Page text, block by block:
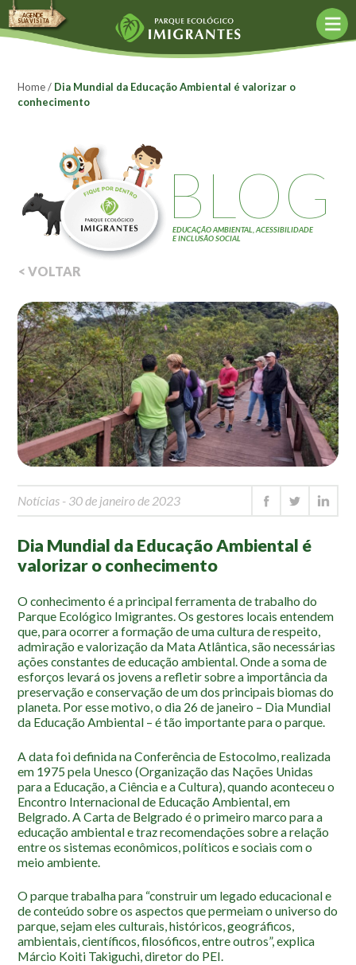
Agende sua visita
Agendar agora
Política de Agendamento
O Parque
Bioconstrução
Conceito Mottainai
Construção Sustentável
Fund. Kunito Miyasaka
Acessibilidade
Monitores
Mapa Ilustrado
Fauna e Flora
Aranhas
Anta
Palmeira Juçara
Bugio
Cambuci
Tucano do Bico Verde
Atividades
Escolas e Universidades
Educação Ambiental
Roteiro da monitoria
Terceira Idade
Inclusão Social
Blog
Newsletter
Na mídia
Contato
AGENDE
SUA VISITA
Home/ Dia Mundial da Educação Ambiental é valorizar o
conhecimento
BLOG
EDUCAÇÃO AMBIENTAL, ACESSIBILIDADE
E INCLUSÃO SOCIAL
< VOLTAR
Notícias - 30 de janeiro de 2023
Dia Mundial da Educação Ambiental é
valorizar o conhecimento
O conhecimento é a principal ferramenta de trabalho do
Parque Ecológico Imigrantes. Os gestores locais entendem
que, para ocorrer a formação de uma cultura de respeito,
admiração e valorização da Mata Atlântica, são necessárias
ações constantes de educação ambiental. Onde a soma de
esforços levará os jovens a refletir sobre a importância da
preservação e conservação de um dos principais biomas do
planeta. Por esse motivo, o dia 26 de janeiro – Dia Mundial
da Educação Ambiental – é tão importante para o parque.
A data foi definida na Conferência de Estocolmo, realizada
em 1975 pela Unesco (Organização das Nações Unidas
para a Educação, a Ciência e a Cultura), quando aconteceu o
Encontro Internacional de Educação Ambiental, em
Belgrado. A Carta de Belgrado é o primeiro marco para a
educação ambiental e traz recomendações sobre a relação
entre os sistemas econômicos, políticos e sociais com o
meio ambiente.
O parque trabalha para “construir um legado educacional e
de conteúdo sobre os aspectos que permeiam o universo do
parque, sejam eles culturais, históricos, geográficos,
ambientais, científicos, filosóficos, entre outros”, explica
Márcio Koiti Takiguchi, diretor do PEI.